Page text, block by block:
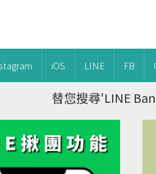
iOS LINE FB
替您搜尋'LINE